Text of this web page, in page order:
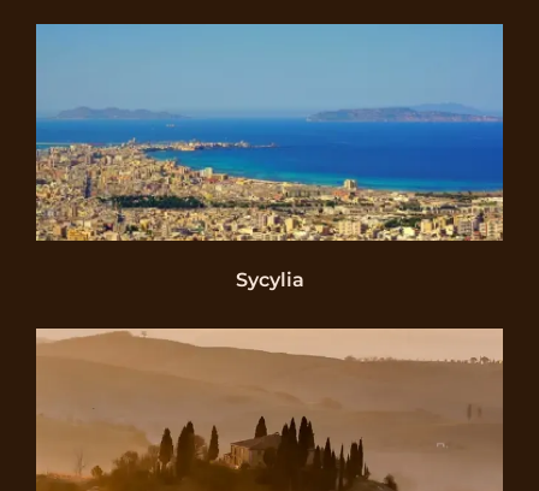
Sycylia